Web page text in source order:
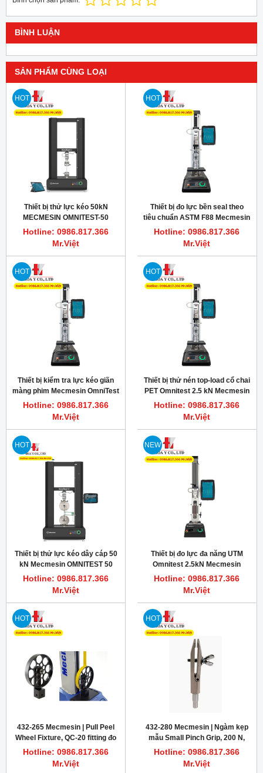
BÌNH LUẬN
SẢN PHẨM CÙNG LOẠI
HOT
Thiết bị thử lực kéo 50kN
MECMESIN OMNITEST-50
Hotline: 0986.817.366
Mr.Việt
HOT
Thiết bị đo lực bền seal theo
tiêu chuẩn ASTM F88 Mecmesin
Omnitest 2.5
Hotline: 0986.817.366
Mr.Việt
HOT
Thiết bị kiểm tra lực kéo giãn
màng phim Mecmesin OmniTest
0.5kN MkI, 500N
Hotline: 0986.817.366
Mr.Việt
HOT
Thiết bị thử nén top-load cổ chai
PET Omnitest 2.5 kN Mecmesin
England
Hotline: 0986.817.366
Mr.Việt
HOT
Thiết bị thử lực kéo dây cáp 50
kN Mecmesin OMNITEST 50
TOUCH
Hotline: 0986.817.366
Mr.Việt
NEW
Thiết bị đo lực đa năng UTM
Omnitest 2.5kN Mecmesin
Hotline: 0986.817.366
Mr.Việt
HOT
432-265 Mecmesin | Pull Peel
Wheel Fixture, QC-20 fitting đo
độ bám dính băng keo
Hotline: 0986.817.366
Mr.Việt
HOT
432-280 Mecmesin | Ngàm kẹp
mẫu Small Pinch Grip, 200 N,
10-32 UNF
Hotline: 0986.817.366
Mr.Việt